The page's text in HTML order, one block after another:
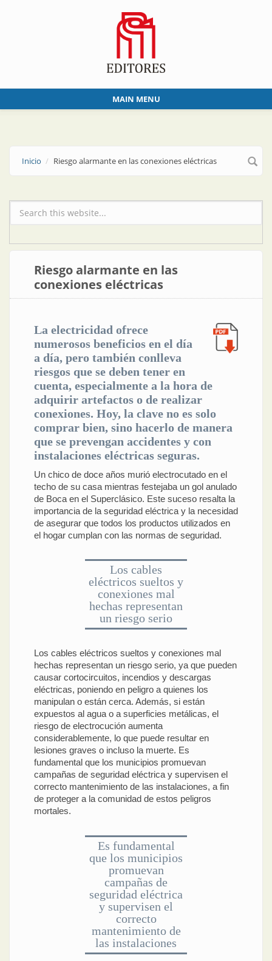
MAIN MENU
Inicio Riesgo alarmante en las conexiones eléctricas
Formulario de búsqueda
Riesgo alarmante en las
conexiones eléctricas
La electricidad ofrece
numerosos beneficios en el día
a día, pero también conlleva
riesgos que se deben tener en
cuenta, especialmente a la hora de
adquirir artefactos o de realizar
conexiones. Hoy, la clave no es solo
comprar bien, sino hacerlo de manera
que se prevengan accidentes y con
instalaciones eléctricas seguras.
Un chico de doce años murió electrocutado en el
techo de su casa mientras festejaba un gol anulado
de Boca en el Superclásico. Este suceso resalta la
importancia de la seguridad eléctrica y la necesidad
de asegurar que todos los productos utilizados en
el hogar cumplan con las normas de seguridad.
Los cables
eléctricos sueltos y
conexiones mal
hechas representan
un riesgo serio
Los cables eléctricos sueltos y conexiones mal
hechas representan un riesgo serio, ya que pueden
causar cortocircuitos, incendios y descargas
eléctricas, poniendo en peligro a quienes los
manipulan o están cerca. Además, si están
expuestos al agua o a superficies metálicas, el
riesgo de electrocución aumenta
considerablemente, lo que puede resultar en
lesiones graves o incluso la muerte. Es
fundamental que los municipios promuevan
campañas de seguridad eléctrica y supervisen el
correcto mantenimiento de las instalaciones, a fin
de proteger a la comunidad de estos peligros
mortales.
Es fundamental
que los municipios
promuevan
campañas de
seguridad eléctrica
y supervisen el
correcto
mantenimiento de
las instalaciones